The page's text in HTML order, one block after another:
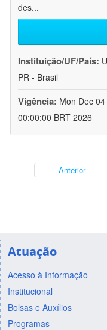
des...
Instituição/UF/País:
PR - Brasil
Vigência: Mon Dec
00:00:00 BRT 2026
Anterior
Atuação
Acesso à Informação
Institucional
Bolsas e Auxílios
Programas